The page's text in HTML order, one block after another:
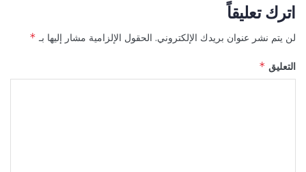
اترك تعليقاً
لن يتم نشر عنوان بريدك الإلكتروني. الحقول الإلزامية مشار إليها بـ *
التعليق *